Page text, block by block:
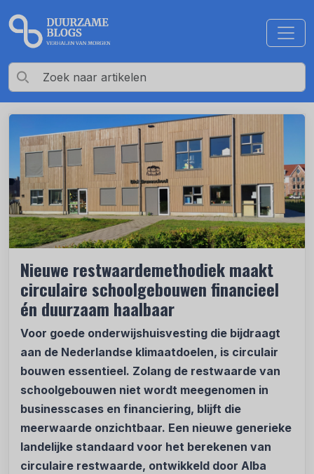
Nieuwe restwaardemethodiek maakt
circulaire schoolgebouwen financieel
én duurzaam haalbaar
Voor goede onderwijshuisvesting die bijdraagt
aan de Nederlandse klimaatdoelen, is circulair
bouwen essentieel. Zolang de restwaarde van
schoolgebouwen niet wordt meegenomen in
businesscases en financiering, blijft die
meerwaarde onzichtbaar. Een nieuwe generieke
landelijke standaard voor het berekenen van
circulaire restwaarde, ontwikkeld door Alba